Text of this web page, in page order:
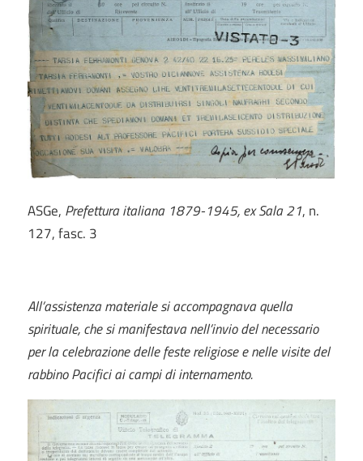
ASGe, Prefettura italiana 1879-1945, ex Sala 21, n.
127, fasc. 3
All’assistenza materiale si accompagnava quella
spirituale, che si manifestava nell’invio del necessario
per la celebrazione delle feste religiose e nelle visite del
rabbino Pacifici ai campi di internamento.